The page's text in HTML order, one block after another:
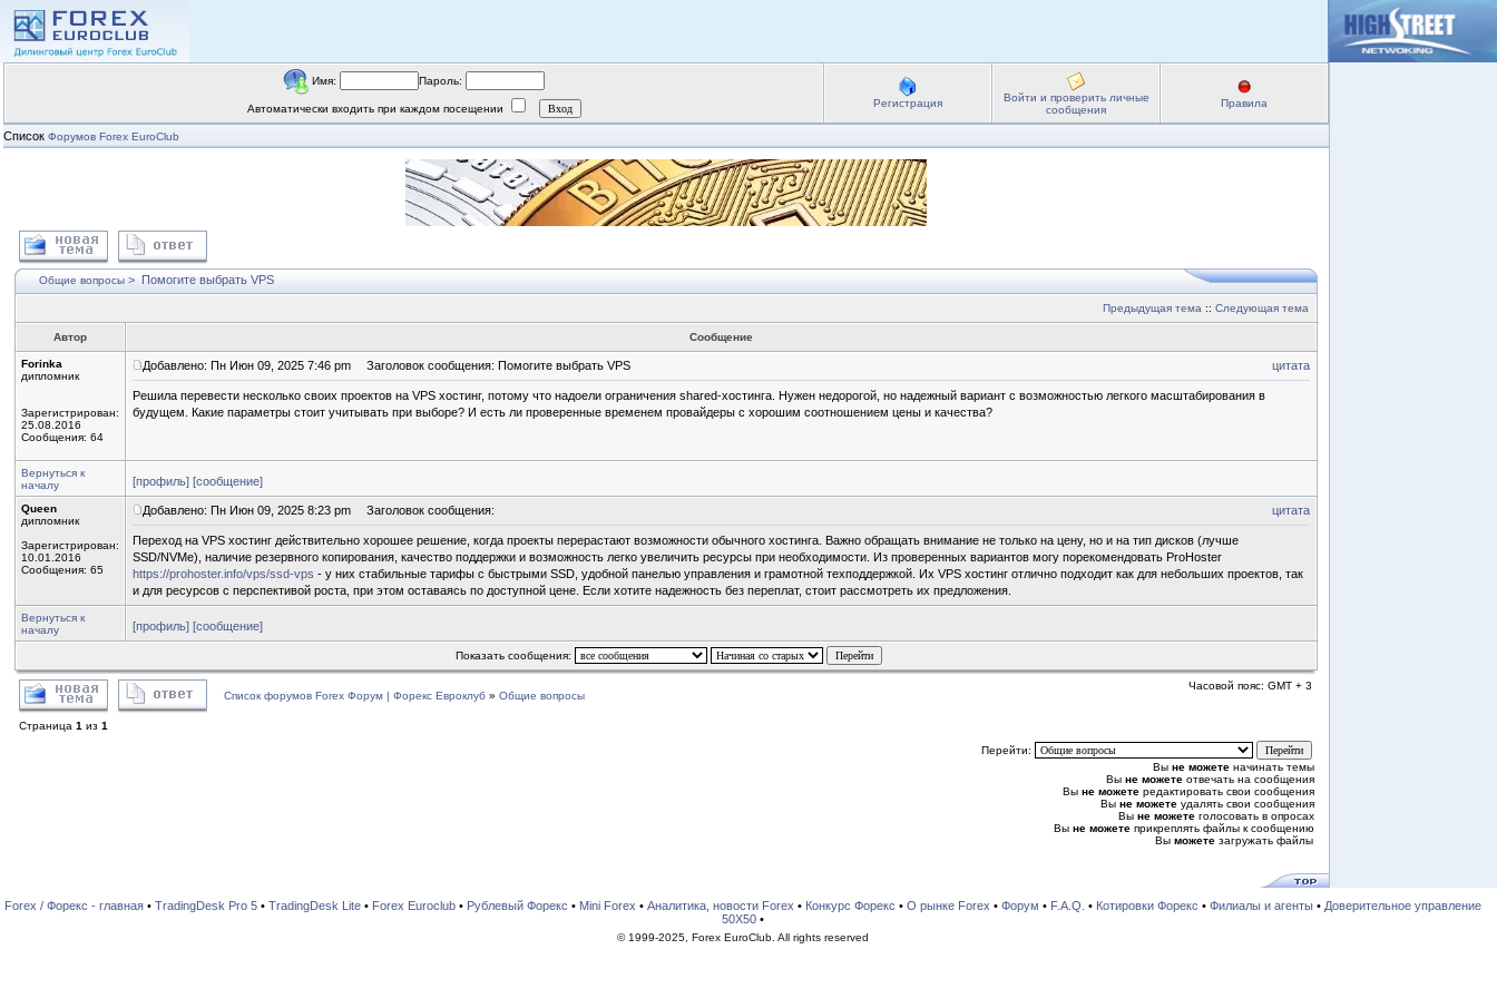
Имя: Пароль:
Автоматически входить при каждом посещении Регистрация
Войти и проверить личные
сообщения
Правила
Список Форумов Forex EuroClub
Общие вопросы > Помогите выбрать VPS
Предыдущая тема :: Следующая тема
Автор Сообщение
Forinka
дипломник
Зарегистрирован:
25.08.2016
Сообщения: 64
Добавлено: Пн Июн 09, 2025 7:46 pm Заголовок сообщения: Помогите выбрать VPS цитата
Решила перевести несколько своих проектов на VPS хостинг, потому что надоели ограничения shared-хостинга. Нужен недорогой, но надежный вариант с возможностью легкого масштабирования в
будущем. Какие параметры стоит учитывать при выборе? И есть ли проверенные временем провайдеры с хорошим соотношением цены и качества?
Вернуться к
началу
[профиль] [сообщение]
Queen
дипломник
Зарегистрирован:
10.01.2016
Сообщения: 65
Добавлено: Пн Июн 09, 2025 8:23 pm Заголовок сообщения: цитата
Переход на VPS хостинг действительно хорошее решение, когда проекты перерастают возможности обычного хостинга. Важно обращать внимание не только на цену, но и на тип дисков (лучше
SSD/NVMe), наличие резервного копирования, качество поддержки и возможность легко увеличить ресурсы при необходимости. Из проверенных вариантов могу порекомендовать ProHoster
https://prohoster.info/vps/ssd-vps - у них стабильные тарифы с быстрыми SSD, удобной панелью управления и грамотной техподдержкой. Их VPS хостинг отлично подходит как для небольших проектов, так
и для ресурсов с перспективой роста, при этом оставаясь по доступной цене. Если хотите надежность без переплат, стоит рассмотреть их предложения.
Вернуться к
началу
[профиль] [сообщение]
Показать сообщения:
Список форумов Forex Форум | Форекс Евроклуб » Общие вопросы
Часовой пояс: GMT + 3
Страница 1 из 1
Перейти:
Вы не можете начинать темы
Вы не можете отвечать на сообщения
Вы не можете редактировать свои сообщения
Вы не можете удалять свои сообщения
Вы не можете голосовать в опросах
Вы не можете прикреплять файлы к сообщению
Вы можете загружать файлы
Forex / Форекс - главная• TradingDesk Pro 5• TradingDesk Lite• Forex Euroclub• Рублевый Форекс • Mini Forex • Аналитика, новости Forex • Конкурс Форекс • О рынке Forex • Форум • F.A.Q. • Котировки Форекс • Филиалы и агенты• Доверительное управление
50X50•
© 1999-2025, Forex EuroClub. All rights reserved